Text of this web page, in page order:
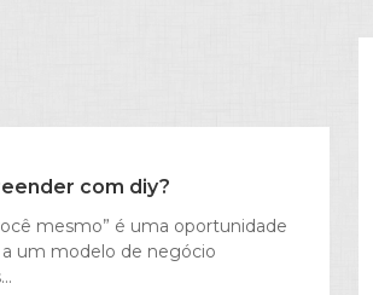
com diy?
mesmo” é uma oportunidade
um modelo de negócio